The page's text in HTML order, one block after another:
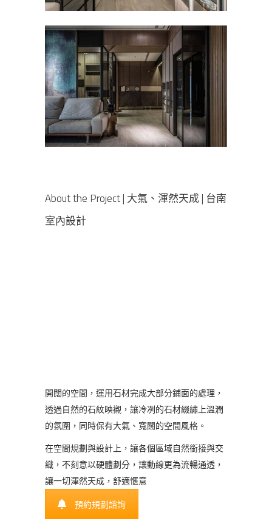
About the Project | 大氣、渾然天成 | 台南
室內設計
開闊的空間，運用石材完成大部分鋪面的處理，
透過自然的石紋映襯，讓冷冽的石材綴繡上溫潤
的氛圍，同時保有大氣、寬闊的空間風格。
在空間規劃與設計上，讓各個區域自然銜接與交
織，不刻意以硬體劃分，讓動線更為流暢通透，
讓一切渾然天成，舒適愜意
預約規劃諮詢